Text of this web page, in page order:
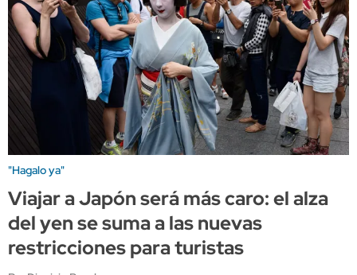
"Hagalo ya"
Viajar a Japón será más caro: el alza
del yen se suma a las nuevas
restricciones para turistas